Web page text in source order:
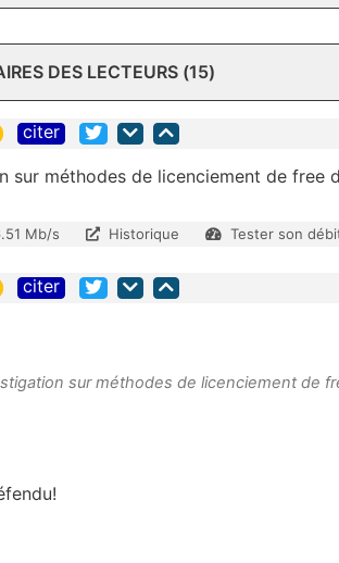
DES LECTEURS (15)
citer
sur méthodes de licenciement de free
Mb/s Historique Tester son
citer
sur méthodes de licenciement de